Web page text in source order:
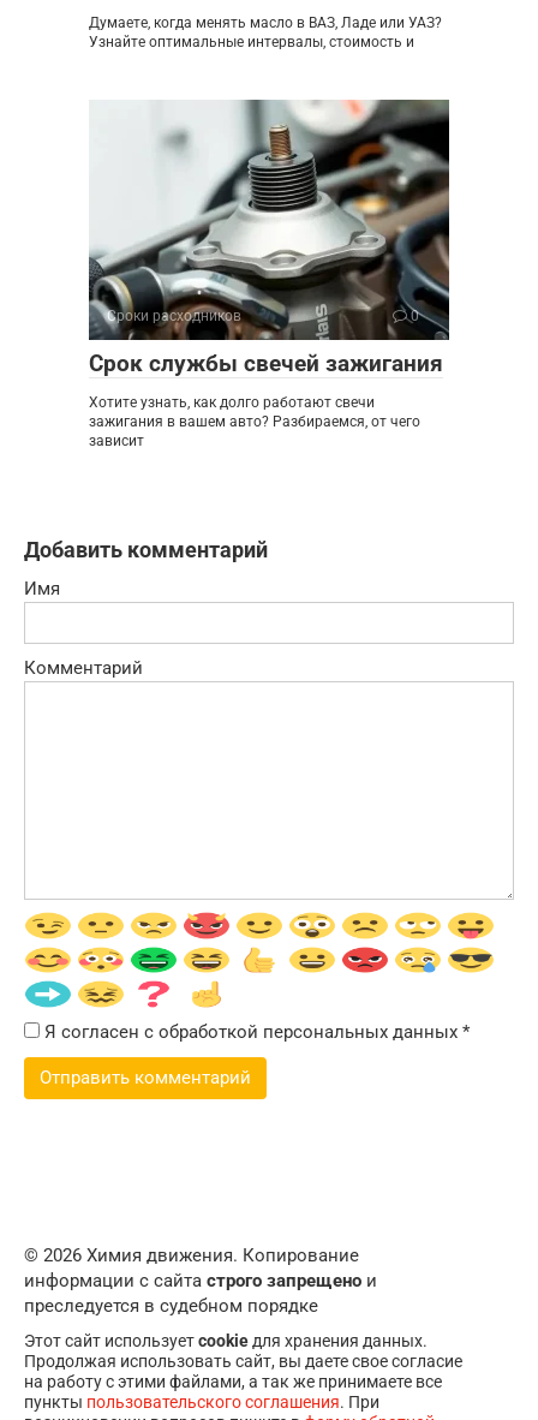
Думаете, когда менять масло в ВАЗ, Ладе или УАЗ?
Узнайте оптимальные интервалы, стоимость и
Сроки расходников 0
Срок службы свечей зажигания
Хотите узнать, как долго работают свечи
зажигания в вашем авто? Разбираемся, от чего
зависит
Добавить комментарий
Имя
Комментарий
Я согласен с обработкой персональных данных *
© 2026 Химия движения. Копирование
информации с сайта строго запрещено и
преследуется в судебном порядке
Этот сайт используетcookie для хранения данных.
Продолжая использовать сайт, вы даете свое согласие
на работу с этими файлами, а так же принимаете все
пункты пользовательского соглашения. При